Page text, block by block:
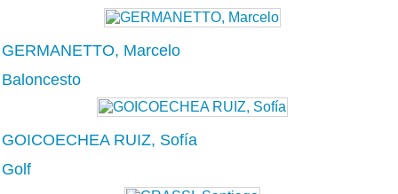
GERMANETTO, Marcelo
Baloncesto
GOICOECHEA RUIZ, Sofía
Golf